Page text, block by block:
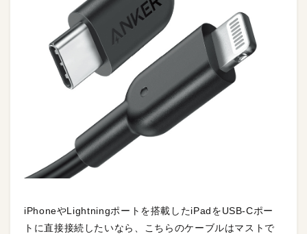
iPhoneやLightningポートを搭載したiPadをUSB-Cポー
トに直接接続したいなら、こちらのケーブルはマストで